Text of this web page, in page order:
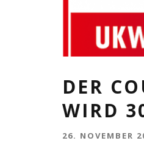
DER
WIRD
26. NOVEMBER